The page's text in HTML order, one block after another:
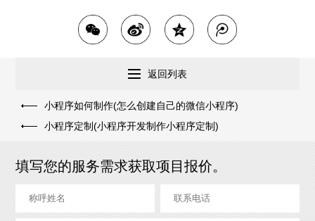
返回列表
小程序如何制作(怎么创建自己的微信小程序)
小程序定制(小程序开发制作小程序定制)
填写您的服务需求获取项目报价。